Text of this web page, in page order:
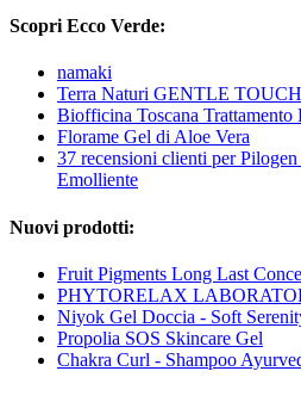
Scopri Ecco Verde:
namaki
Terra Naturi GENTLE
Biofficina Toscana
Florame Gel di Aloe Vera
37 recensioni clienti per
Emolliente
Nuovi prodotti:
Fruit Pigments Long Last
PHYTORELAX
Niyok Gel Doccia - Soft
Propolia SOS Skincare Gel
Chakra Curl - Shampoo